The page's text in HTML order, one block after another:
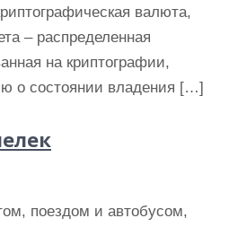
валюта,
– распределенная
на криптографии,
о состоянии владения […]
поездом и автобусом,